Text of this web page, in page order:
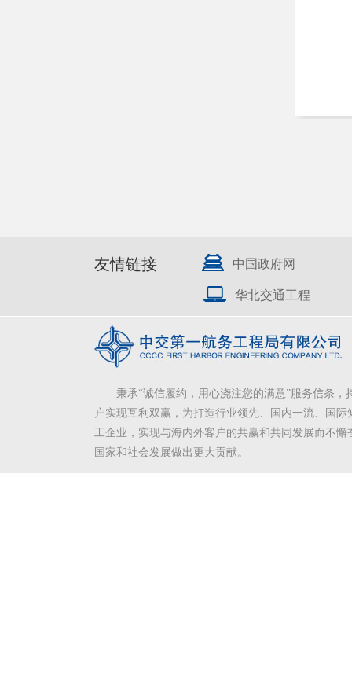
友情链接 中国政府网
华北交通工程
秉承“诚信履约，用心浇注您的满意”服务信条，
户实现互利双赢，为打造行业领先、国内一流、国际
工企业，实现与海内外客户的共赢和共同发展而不懈
国家和社会发展做出更大贡献。